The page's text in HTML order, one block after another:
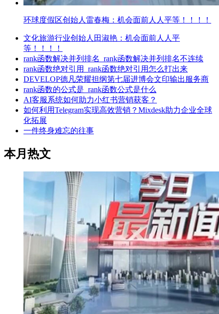
环球度假区创始人雷春梅：机会面前人人平等！！！！
文化旅游行业创始人田淑艳：机会面前人人平
等！！！！
rank函数解决并列排名_rank函数解决并列排名不连续
rank函数绝对引用_rank函数绝对引用怎么打出来
DEVELOP德凡荣耀担纲第七届进博会文印输出服务商
rank函数的公式是_rank函数公式是什么
AI客服系统如何助力小红书营销获客？
如何利用Telegram实现高效营销？Mixdesk助力企业全球
化拓展
一件终身难忘的往事
本月热文